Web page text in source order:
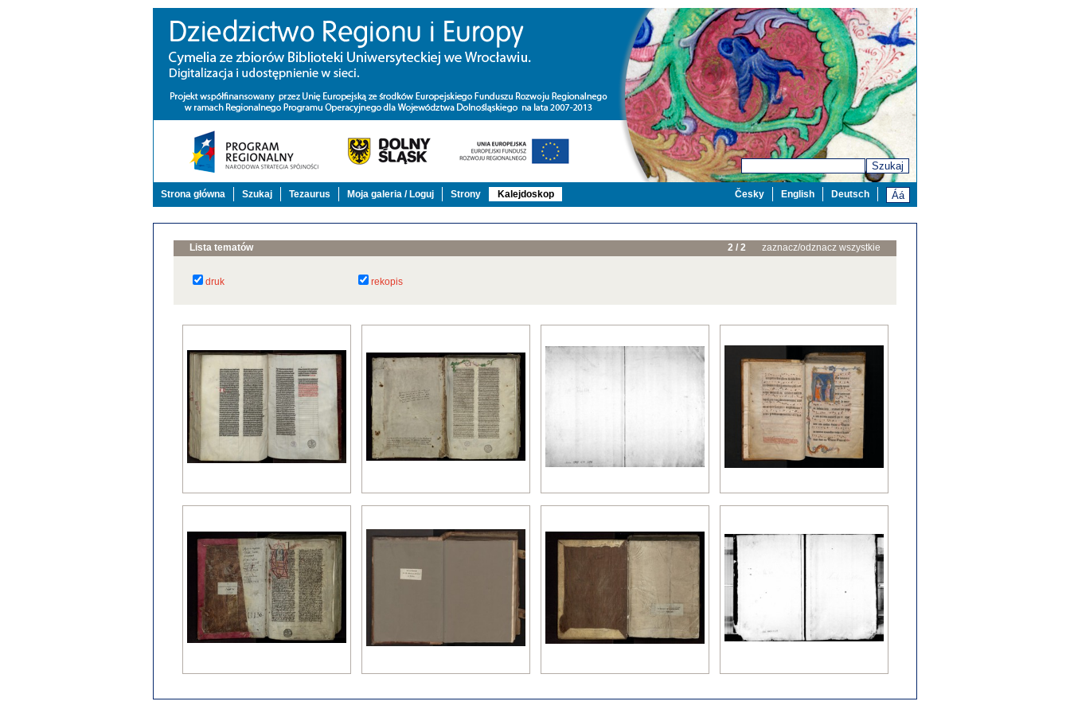
Szukaj
Strona główna Szukaj Tezaurus Moja galeria / Loguj Strony Kalejdoskop Deutsch
English
Česky
Lista tematów 2 / 2 zaznacz/odznacz wszystkie
druk rekopis